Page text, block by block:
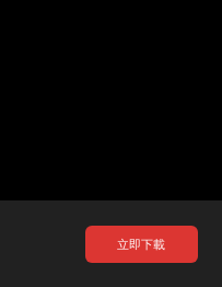
立即下載